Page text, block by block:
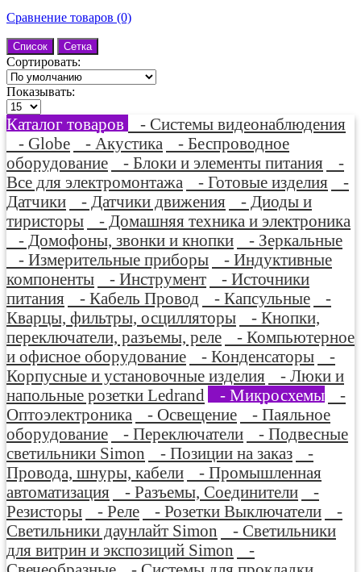
Сравнение товаров (0)
Список Сетка
Сортировать:
Показывать:
Каталог товаров
- Системы видеонаблюдения
- Globe
- Акустика
- Беспроводное
оборудование
- Блоки и элементы питания
-
Все для электромонтажа
- Готовые изделия
-
Датчики
- Датчики движения
- Диоды и
тиристоры
- Домашняя техника и электроника
- Домофоны, звонки и кнопки
- Зеркальные
- Измерительные приборы
- Индуктивные
компоненты
- Инструмент
- Источники
питания
- Кабель Провод - Капсульные
-
Кварцы, фильтры, осцилляторы
- Кнопки,
переключатели, разъемы, реле
- Компьютерное
и офисное оборудование
- Конденсаторы
-
Корпусные и установочные изделия
- Люки и
напольные розетки Ledrand
- Микросхемы
-
Оптоэлектроника
- Освещение
- Паяльное
оборудование
- Переключатели
- Подвесные
светильники Simon
- Позиции на заказ
-
Провода, шнуры, кабели
- Промышленная
автоматизация
- Разъемы, Соединители
-
Резисторы
- Реле - Розетки Выключатели
-
Светильники даунлайт Simon
- Светильники
для витрин и экспозиций Simon
-